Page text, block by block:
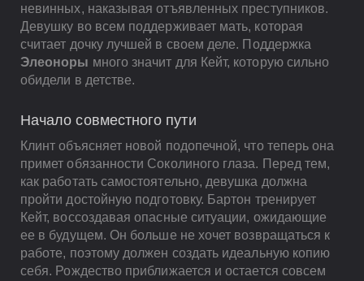
невинных, наказывая отъявленных преступников.
Девушку во всем поддерживает мать, которая
считает дочку лучшей в своем деле. Поддержка
Элеоноры много значит для Кейт, которую сильно
обидели в детстве.
Начало совместного пути
Клинт объясняет новой подопечной, что теперь она
примет обязанности Соколиного глаза. Перед тем,
как работать самостоятельно, девушка должна
пройти достойную подготовку. Бартон тренирует
Кейт, воссоздавая опасные ситуации, ожидающие
ее в будущем. Он больше не хочет возвращаться к
работе, поэтому должен создать идеальную копию
себя. Рождество приближается и остается совсем